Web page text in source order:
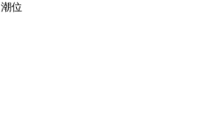
潮位